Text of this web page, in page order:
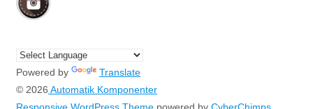
Powered by
Translate
© 2026 Automatik Komponenter